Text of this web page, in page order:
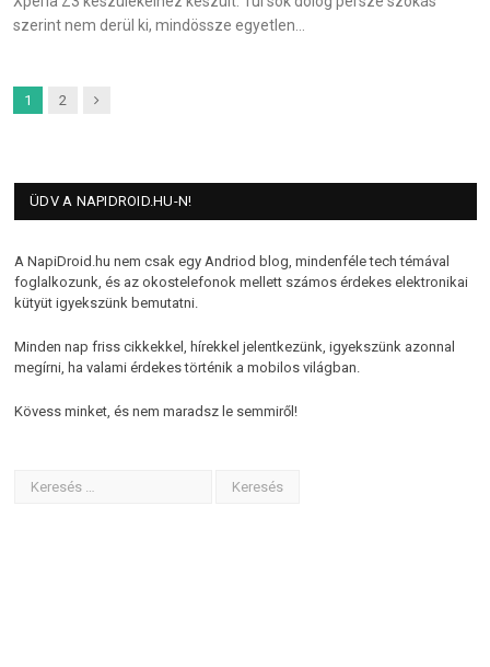
szerint nem derül ki, mindössze egyetlen…
1 2 Next
ÜDV A NAPIDROID.HU-N!
A NapiDroid.hu nem csak egy Andriod blog, mindenféle tech témával
foglalkozunk, és az okostelefonok mellett számos érdekes elektronikai
kütyüt igyekszünk bemutatni.
Minden nap friss cikkekkel, hírekkel jelentkezünk, igyekszünk azonnal
megírni, ha valami érdekes történik a mobilos világban.
Kövess minket, és nem maradsz le semmiről!